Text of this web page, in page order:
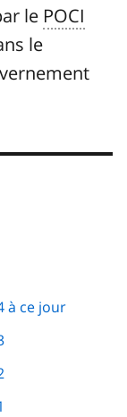
le POCI
le
à ce jour